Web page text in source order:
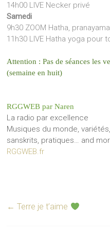
14h00 LIVE Necker privé
Samedi
9h30 ZOOM Hatha,
11h30 LIVE Hatha yoga pour
Attention : Pas de séances les
(semaine en huit)
RGGWEB par Naren
La radio par excellence
Musiques du monde,
sanskrits, pratiques… and
RGGWEB.fr
← Terre je t’aime